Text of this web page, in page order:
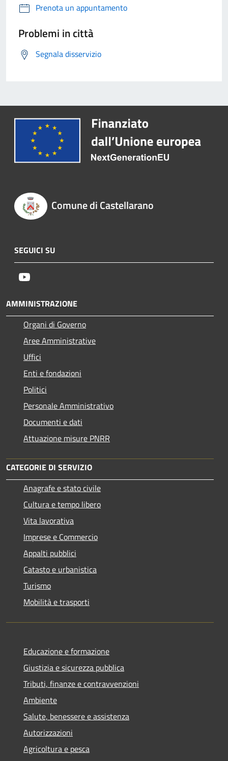
Prenota un appuntamento
Problemi in città
Segnala disservizio
Comune di Castellarano
SEGUICI SU
AMMINISTRAZIONE
Organi di Governo
Aree Amministrative
Uffici
Enti e fondazioni
Politici
Personale Amministrativo
Documenti e dati
Attuazione misure PNRR
CATEGORIE DI SERVIZIO
Anagrafe e stato civile
Cultura e tempo libero
Vita lavorativa
Imprese e Commercio
Appalti pubblici
Catasto e urbanistica
Turismo
Mobilità e trasporti
Educazione e formazione
Giustizia e sicurezza pubblica
Tributi, finanze e contravvenzioni
Ambiente
Salute, benessere e assistenza
Autorizzazioni
Agricoltura e pesca